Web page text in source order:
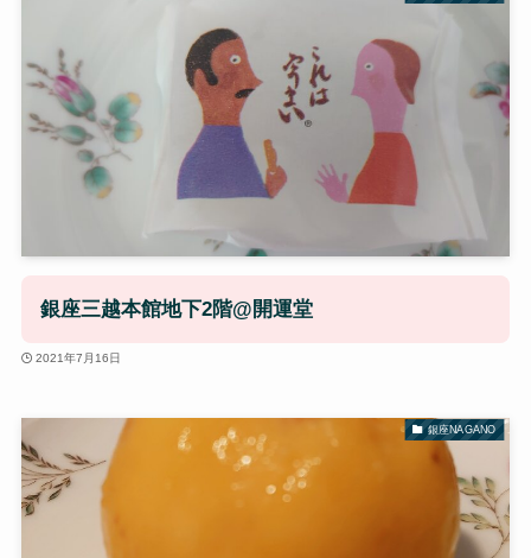
銀座三越本館地下2階@開運堂
2021年7月16日
銀座NAGANO